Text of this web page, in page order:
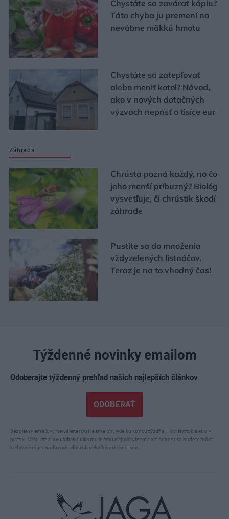
Chystáte sa zavárať kápiu?
Táto chyba ju premení na
nevábne mäkkú hmotu
Chystáte sa zatepľovať
alebo meniť kotol? Návod,
ako v nových dotačných
výzvach neprísť o tisíce eur
Záhrada
Chrústa pozná každý, no čo
jeho menší príbuzný? Biológ
vysvetľuje, či chrústik škodí
záhrade
Pustite sa do množenia
vždyzelených listnáčov.
Teraz je na to vhodný čas!
Týždenné novinky emailom
Odoberajte týždenný prehľad našich najlepších článkov
ODOBERAŤ
Bezplatný emailový newsletter posielame obvykle ku koncu týždňa – vo štvrtok alebo v
piatok. Vašu emailovú adresu nikomu inému neposkytneme a z odberu sa budete môcť
kedykoľvek jednoducho odhlásiť niekoľkými kliknutiami.